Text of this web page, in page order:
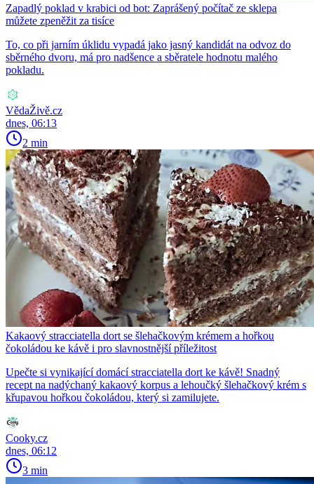
Zapadlý poklad v krabici od bot: Zaprášený počítač ze sklepa
můžete zpeněžit za tisíce
To, co při jarním úklidu vypadá jako jasný kandidát na odvoz do
sběrného dvoru, má pro nadšence a sběratele hodnotu malého
pokladu.
VědaŽivě.cz
dnes, 06:13
2 min
Kakaový stracciatella dort se šlehačkovým krémem a hořkou
čokoládou ke kávě i pro slavnostnější příležitost
Upečte si vynikající domácí stracciatella dort ke kávě! Snadný
recept na nadýchaný kakaový korpus a lehoučký šlehačkový krém s
křupavou hořkou čokoládou, který si zamilujete.
Cooky.cz
dnes, 06:12
3 min